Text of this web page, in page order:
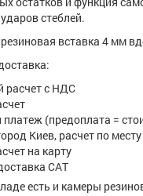
стеблей.
вставка 4 мм
расчет с НДС
(предоплата =
Киев, расчет по месту
на карту
САТ
есть и камеры